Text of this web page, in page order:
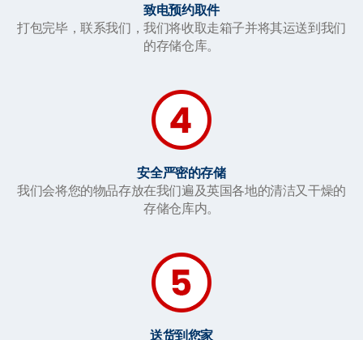
致电预约取件
打包完毕，联系我们，我们将收取走箱子并将其运送到我们
的存储仓库。
安全严密的存储
我们会将您的物品存放在我们遍及英国各地的清洁又干燥的
存储仓库内。
送货到您家